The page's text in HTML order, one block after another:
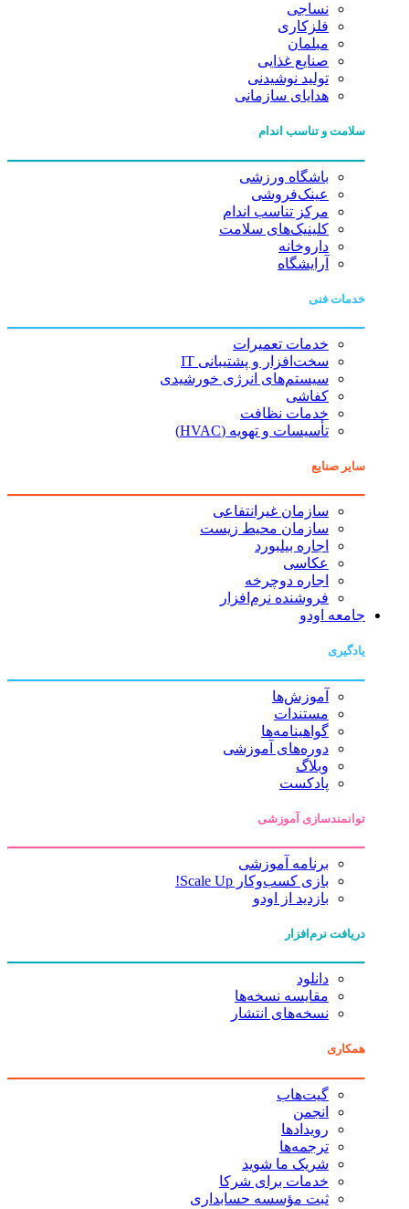
نساجی
فلزکاری
مبلمان
صنایع غذایی
تولید نوشیدنی
هدایای سازمانی
سلامت و تناسب اندام
باشگاه ورزشی
عینک‌فروشی
مرکز تناسب اندام
کلینیک‌های سلامت
داروخانه
آرایشگاه
خدمات فنی
خدمات تعمیرات
سخت‌افزار و پشتیبانی IT
سیستم‌های انرژی خورشیدی
کفاشی
خدمات نظافت
تأسیسات و تهویه (HVAC)
سایر صنایع
سازمان غیرانتفاعی
سازمان محیط زیست
اجاره بیلبورد
عکاسی
اجاره دوچرخه
فروشنده نرم‌افزار
جامعه اودو
یادگیری
آموزش‌ها
مستندات
گواهینامه‌ها
دوره‌های آموزشی
وبلاگ
پادکست
توانمندسازی آموزشی
برنامه آموزشی
بازی کسب‌وکار Scale Up!
بازدید از اودو
دریافت نرم‌افزار
دانلود
مقایسه نسخه‌ها
نسخه‌های انتشار
همکاری
گیت‌هاب
انجمن
رویدادها
ترجمه‌ها
شریک ما شوید
خدمات برای شرکا
ثبت مؤسسه حسابداری